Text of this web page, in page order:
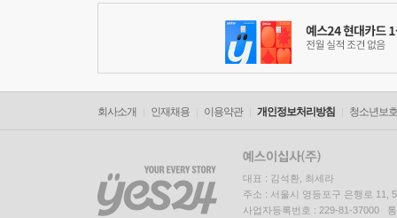
회사소개 인재채용 이용약관 개인정보처리방침 청소년보
대표 : 김석환, 최세라
주소 : 서울시 영등포구 은행로 11,
사업자등록번호 : 229-81-37000